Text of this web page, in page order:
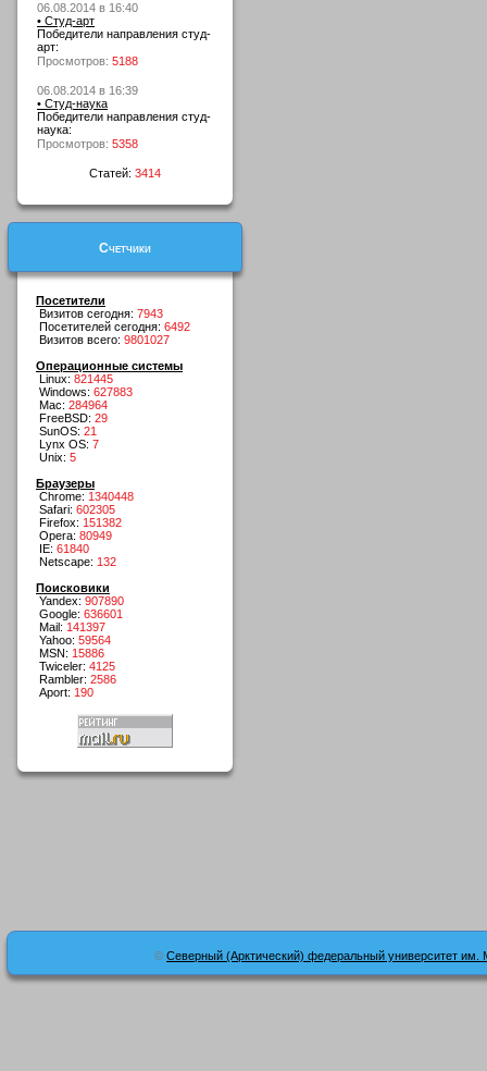
06.08.2014 в 16:40
• Студ-арт
Победители направления студ-
арт:
Просмотров: 5188
06.08.2014 в 16:39
• Студ-наука
Победители направления студ-
наука:
Просмотров: 5358
Статей: 3414
Счетчики
Посетители
Визитов сегодня: 7943
Посетителей сегодня: 6492
Визитов всего: 9801027
Операционные системы
Linux: 821445
Windows: 627883
Mac: 284964
FreeBSD: 29
SunOS: 21
Lynx OS: 7
Unix: 5
Браузеры
Chrome: 1340448
Safari: 602305
Firefox: 151382
Opera: 80949
IE: 61840
Netscape: 132
Поисковики
Yandex: 907890
Google: 636601
Mail: 141397
Yahoo: 59564
MSN: 15886
Twiceler: 4125
Rambler: 2586
Aport: 190
© Северный (Арктический) федеральный университет